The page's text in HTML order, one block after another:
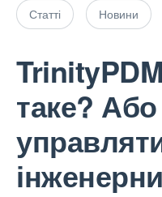
Статті Новини
таке?